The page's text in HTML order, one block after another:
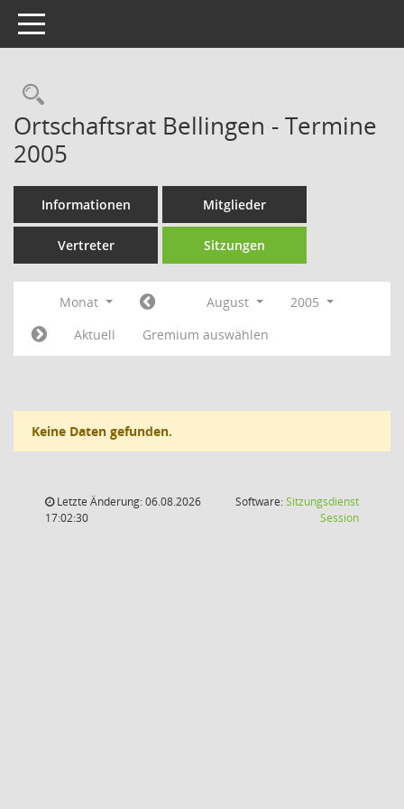
Toggle navigation
Rechercheauswahl
Ortschaftsrat Bellingen - Termine
2005
Informationen Mitglieder
Vertreter Sitzungen
Monat August
2005
Aktuell
Gremium auswählen
Keine Daten gefunden.
Letzte Änderung: 06.08.2026
17:02:30
Software:Sitzungsdienst
Session(Wird in